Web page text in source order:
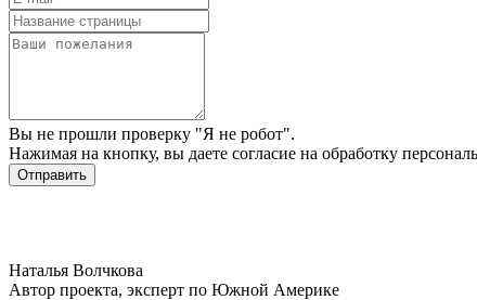
Вы не прошли проверку "Я не робот".
Нажимая на кнопку, вы даете согласие на обработку
Наталья Волчкова
Автор проекта, эксперт по Южной Америке